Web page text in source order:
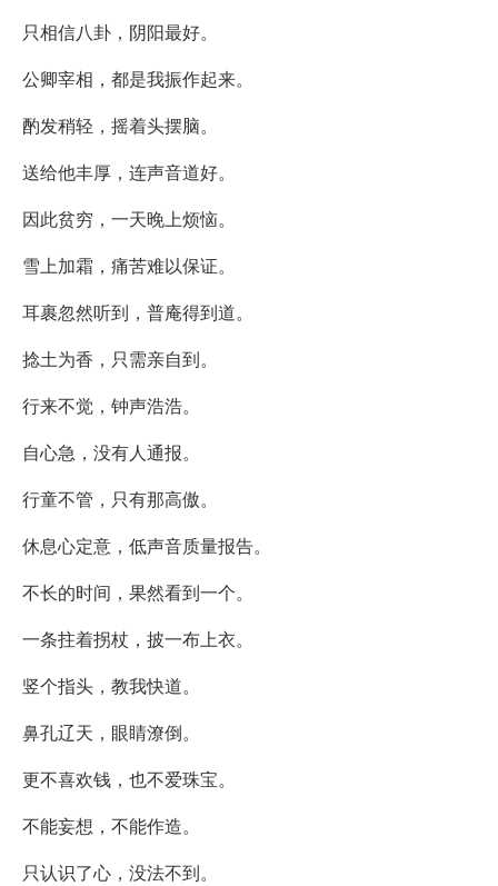
只相信八卦，阴阳最好。
公卿宰相，都是我振作起来。
酌发稍轻，摇着头摆脑。
送给他丰厚，连声音道好。
因此贫穷，一天晚上烦恼。
雪上加霜，痛苦难以保证。
耳裹忽然听到，普庵得到道。
捻土为香，只需亲自到。
行来不觉，钟声浩浩。
自心急，没有人通报。
行童不管，只有那高傲。
休息心定意，低声音质量报告。
不长的时间，果然看到一个。
一条拄着拐杖，披一布上衣。
竖个指头，教我快道。
鼻孔辽天，眼睛潦倒。
更不喜欢钱，也不爱珠宝。
不能妄想，不能作造。
只认识了心，没法不到。